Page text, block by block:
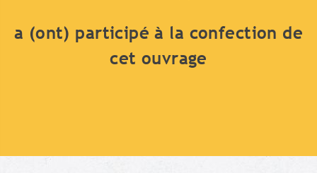
a (ont) participé à la confection de
cet ouvrage